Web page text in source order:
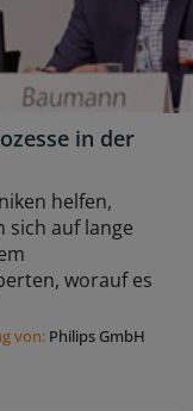
in der
helfen,
sich auf lange
worauf es
von: Philips GmbH